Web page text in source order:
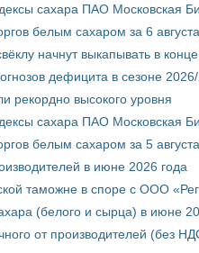
сахара ПАО Московская
белым сахаром за 6
начнут выкапывать в конце
дефицита в сезоне
рекордно высокого уровня
сахара ПАО Московская
белым сахаром за 5
в июне 2026 года
таможне в споре с ООО
(белого и сырца) в июне
от производителей (без